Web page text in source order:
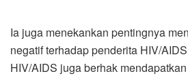
Ia juga menekankan pentingnya
negatif terhadap penderita HIV/
HIV/AIDS juga berhak